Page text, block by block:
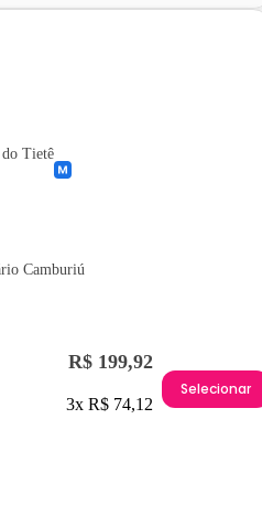
Tietê
Camburiú
R$ 199,92
3x R$ 74,12
Selecionar